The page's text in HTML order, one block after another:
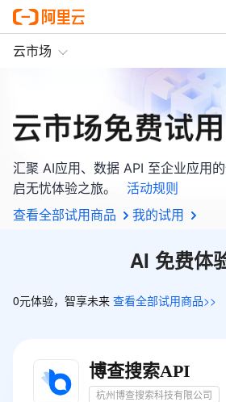
云市场
汇聚 AI应用、数据 API 至企业应用
启无忧体验之旅。
活动规则
查看全部试用商品
我的试用
AI 免费体
0元体验，智享未来 查看全部试用商品>>
博查搜索API
杭州博查搜索科技有限公司